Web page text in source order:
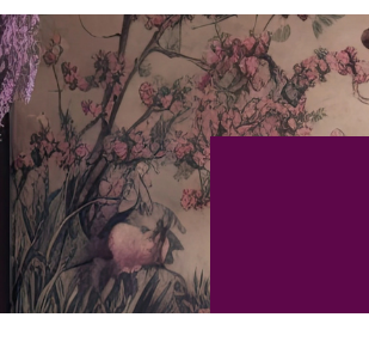
LocationsNos agences
Estimer
Voir les27annonces